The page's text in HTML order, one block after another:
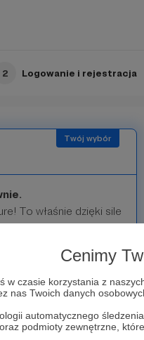
Cenimy
w czasie korzystania z
nas Twoich danych
automatycznego
podmioty zewnętrzne,
2 Logowanie i rejestracja
To właśnie dzięki sile
na kształt
przyszłość - ale